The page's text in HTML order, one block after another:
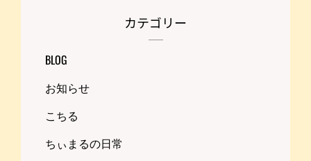
カテゴリー
BLOG
お知らせ
こちる
ちぃまるの日常